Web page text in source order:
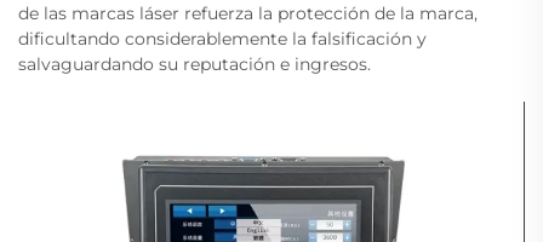
de las marcas láser refuerza la protección de la marca,
dificultando considerablemente la falsificación y
salvaguardando su reputación e ingresos.